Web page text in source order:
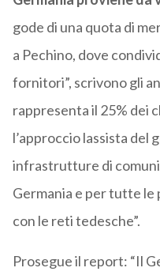
gode di una quota di
a Pechino, dove
fornitori”, scrivono gli
rappresenta il 25% dei
l’approccio lassista del
infrastrutture di
Germania e per tutte
con le reti tedesche”.
Prosegue il report: “Il